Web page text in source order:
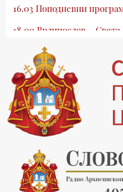
16.03 Поподневни
18.00 Врлинослов – Света
19.03 Атлас памћења
19.30 Вечерње молитве
20.00 Вести из Цркве
20.15 Реч архијереја
20.30 Млади у Цркви
21.03 Гугл пита
22.03 Црквена